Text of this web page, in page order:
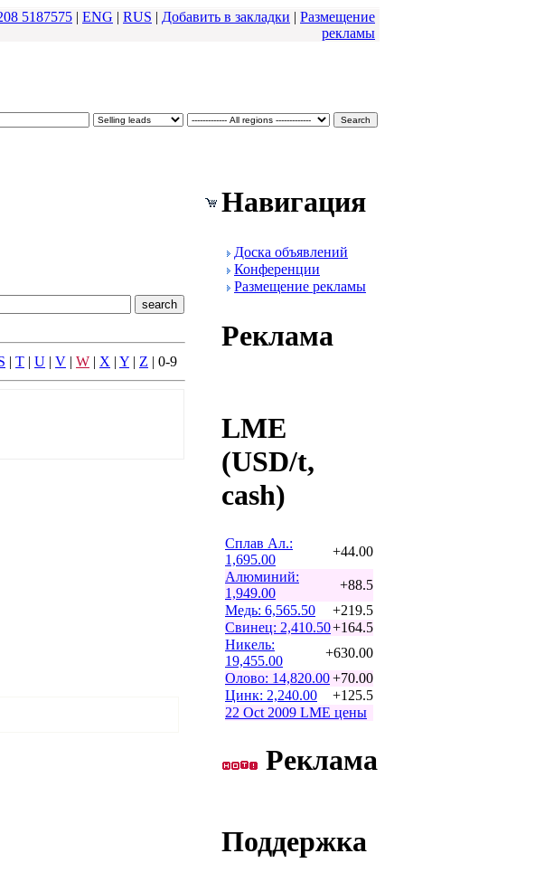
5187575 | ENG | RUS | Добавить в закладки | Размещение
pекламы
| T | U | V | W | X | Y | Z | 0-9
Навигация
Доска объявлений
Конфеpенции
Размещение pекламы
Реклама
LME
(USD/t,
cash)
Сплав Ал.:
1,695.00
+44.00
Алюминий:
1,949.00
+88.5
Медь: 6,565.50
+219.5
Свинец: 2,410.50+164.5
Никель:
19,455.00
+630.00
Олово: 14,820.00+70.00
Цинк: 2,240.00
+125.5
22 Oct 2009 LME цены
Реклама
Поддеpжка